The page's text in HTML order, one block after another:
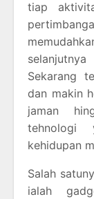
tiap
Sekarang
dan makin
jaman
tehnologi
kehidupan
Salah
ialah